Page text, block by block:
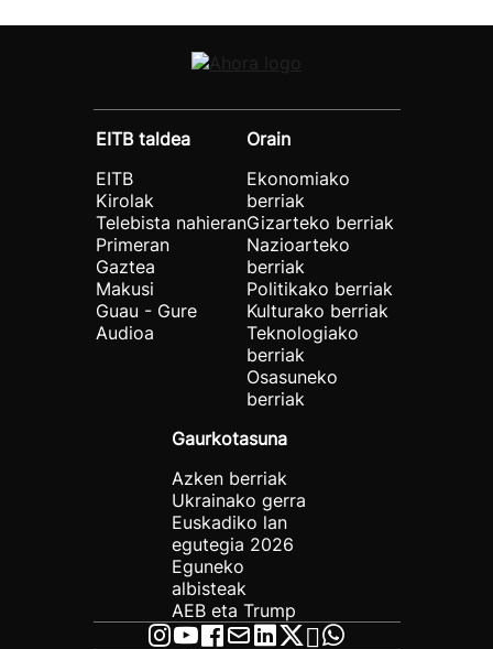
EITB taldea
EITB
Kirolak
Telebista nahieran
Primeran
Gaztea
Makusi
Guau - Gure
Audioa
Orain
Ekonomiako
berriak
Gizarteko berriak
Nazioarteko
berriak
Politikako berriak
Kulturako berriak
Teknologiako
berriak
Osasuneko
berriak
Gaurkotasuna
Azken berriak
Ukrainako gerra
Euskadiko lan
egutegia 2026
Eguneko
albisteak
AEB eta Trump